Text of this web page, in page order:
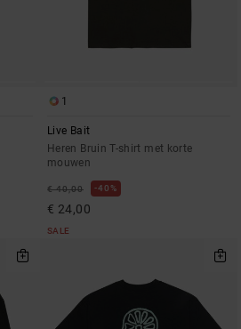
1
Live Bait
Heren Bruin T-shirt met korte
mouwen
€ 40,00 40%
€ 24,00
SALE